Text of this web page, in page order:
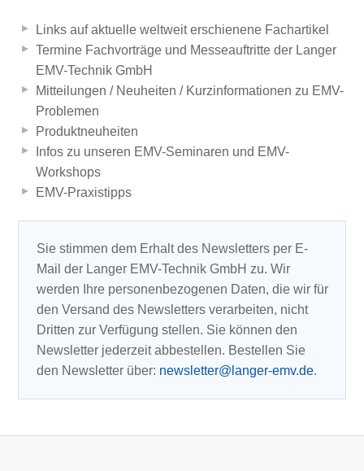
Links auf aktuelle weltweit erschienene Fachartikel
Termine Fachvorträge und Messeauftritte der Langer
EMV-Technik GmbH
Mitteilungen / Neuheiten / Kurzinformationen zu EMV-
Problemen
Produktneuheiten
Infos zu unseren EMV-Seminaren und EMV-
Workshops
EMV-Praxistipps
Sie stimmen dem Erhalt des Newsletters per E-
Mail der Langer EMV-Technik GmbH zu. Wir
werden Ihre personenbezogenen Daten, die wir für
den Versand des Newsletters verarbeiten, nicht
Dritten zur Verfügung stellen. Sie können den
Newsletter jederzeit abbestellen. Bestellen Sie
den Newsletter über: newsletter@langer-emv.de.